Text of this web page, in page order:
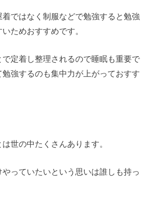
着ではなく制服などで勉強すると勉強
ためおすすめです。
で定着し整理されるので睡眠も重要で
強するのも集中力が上がっておすす
世の中たくさんあります。
っていたいという思いは誰しも持っ